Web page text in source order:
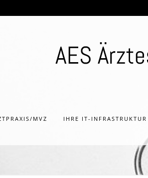
MVZ IHRE IT-INFRASTRUKTUR